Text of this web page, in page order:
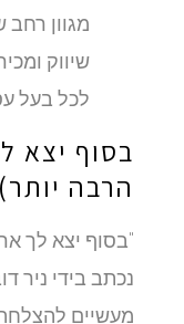
מגוון רחב
שיווק
לכל בעל
בסוף יצא
הרבה יותר)
"בסוף יצא לך
נכתב בידי ניר
מעשיים